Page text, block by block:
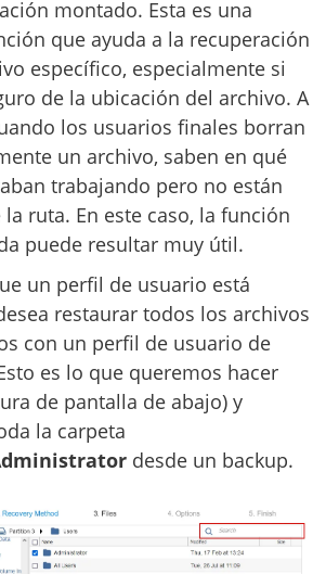
montado. Esta es una
que ayuda a la recuperación
específico, especialmente si
de la ubicación del archivo. A
los usuarios finales borran
un archivo, saben en qué
trabajando pero no están
la ruta. En este caso, la función
puede resultar muy útil.
un perfil de usuario está
restaurar todos los archivos
con un perfil de usuario de
es lo que queremos hacer
de pantalla de abajo) y
la carpeta
desde un backup.